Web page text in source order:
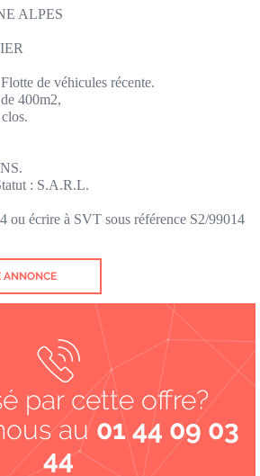
ALPES
de véhicules récente.
400m2,
: S.A.R.L.
ou écrire à SVT sous référence S2/99014
ANNONCE
par cette offre?
au01 44 09 03
44